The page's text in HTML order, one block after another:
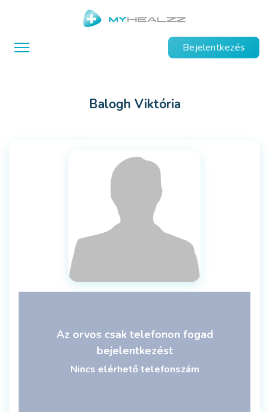
Bejelentkezés
Balogh Viktória
Az orvos csak telefonon fogad
bejelentkezést
Nincs elérhető telefonszám